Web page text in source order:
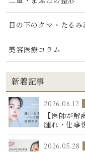
目の下のクマ・たるみ
美容医療コラム
新着記事
2026.06.12
【医師が
腫れ・仕事
2026.05.28